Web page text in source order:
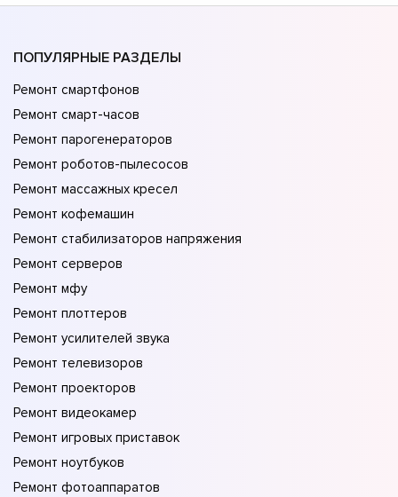
ПОПУЛЯРНЫЕ РАЗДЕЛЫ
Ремонт смартфонов
Ремонт смарт-часов
Ремонт парогенераторов
Ремонт роботов-пылесосов
Ремонт массажных кресел
Ремонт кофемашин
Ремонт стабилизаторов напряжения
Ремонт серверов
Ремонт мфу
Ремонт плоттеров
Ремонт усилителей звука
Ремонт телевизоров
Ремонт проекторов
Ремонт видеокамер
Ремонт игровых приставок
Ремонт ноутбуков
Ремонт фотоаппаратов